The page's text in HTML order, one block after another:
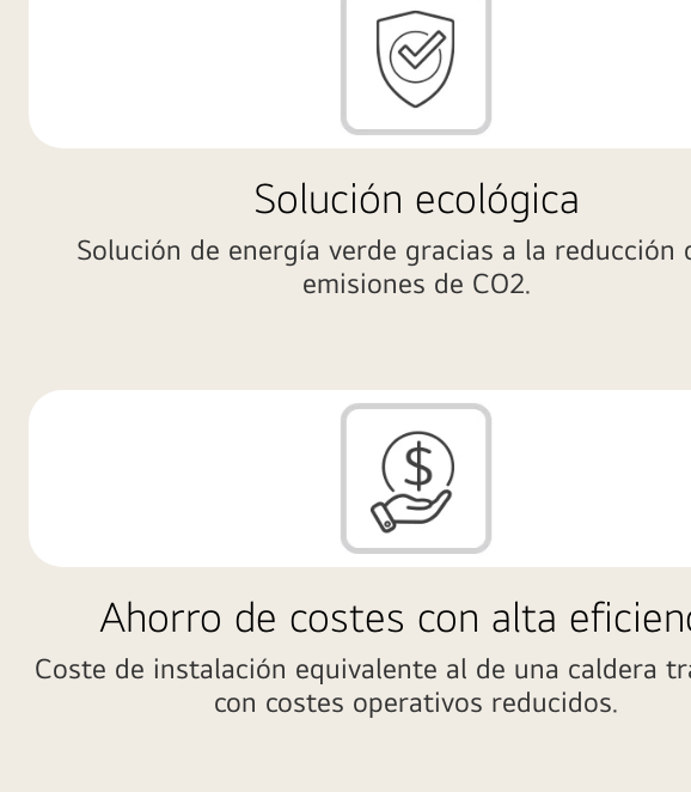
Solución ecológica
Solución de energía verde gracias a la reducción
emisiones de CO2.
Ahorro de costes con alta
Coste de instalación equivalente al de una caldera
con costes operativos reducidos.